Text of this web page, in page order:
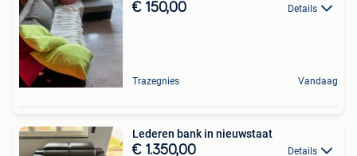
€ 150,00 Details
Trazegnies Vandaag
Lederen bank in nieuwstaat
€ 1.350,00 Details